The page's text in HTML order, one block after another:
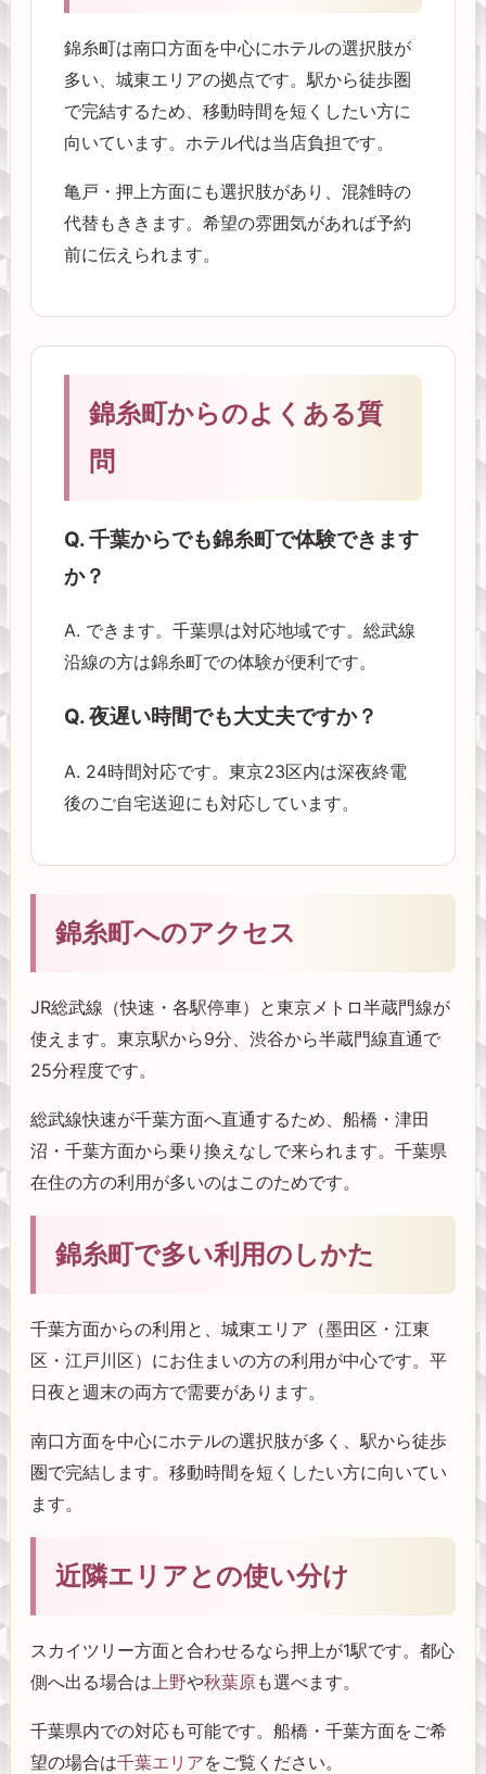
錦糸町は南口方面を中心にホテルの選択肢が
多い、城東エリアの拠点です。駅から徒歩圏
で完結するため、移動時間を短くしたい方に
向いています。ホテル代は当店負担です。
亀戸・押上方面にも選択肢があり、混雑時の
代替もききます。希望の雰囲気があれば予約
前に伝えられます。
錦糸町からのよくある質
問
Q. 千葉からでも錦糸町で体験できます
か？
A. できます。千葉県は対応地域です。総武線
沿線の方は錦糸町での体験が便利です。
Q. 夜遅い時間でも大丈夫ですか？
A. 24時間対応です。東京23区内は深夜終電
後のご自宅送迎にも対応しています。
錦糸町へのアクセス
JR総武線（快速・各駅停車）と東京メトロ半蔵門線が
使えます。東京駅から9分、渋谷から半蔵門線直通で
25分程度です。
総武線快速が千葉方面へ直通するため、船橋・津田
沼・千葉方面から乗り換えなしで来られます。千葉県
在住の方の利用が多いのはこのためです。
錦糸町で多い利用のしかた
千葉方面からの利用と、城東エリア（墨田区・江東
区・江戸川区）にお住まいの方の利用が中心です。平
日夜と週末の両方で需要があります。
南口方面を中心にホテルの選択肢が多く、駅から徒歩
圏で完結します。移動時間を短くしたい方に向いてい
ます。
近隣エリアとの使い分け
スカイツリー方面と合わせるなら押上が1駅です。都心
側へ出る場合は 上野や秋葉原も選べます。
千葉県内での対応も可能です。船橋・千葉方面をご希
望の場合は千葉エリアをご覧ください。